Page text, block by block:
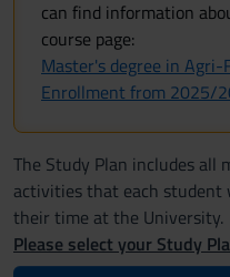
can find information
course page:
Master's degree in
Enrollment from 2025/
The Study Plan includes all
activities that each
their time at the University.
Please select your Study